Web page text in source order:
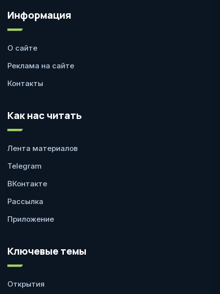
Информация
О сайте
Реклама на сайте
Контакты
Как нас читать
Лента материалов
Telegram
ВКонтакте
Рассылка
Приложение
Ключевые темы
Открытия